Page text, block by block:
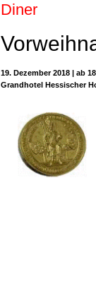
Diner
19. Dezember 2018 | ab
Grandhotel Hessischer